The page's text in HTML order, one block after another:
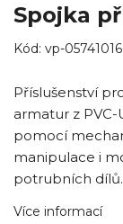
Spojka
Kód: vp-
Příslušenství
armatur z
pomocí
manipulace i
potrubních dílů.
Více informací